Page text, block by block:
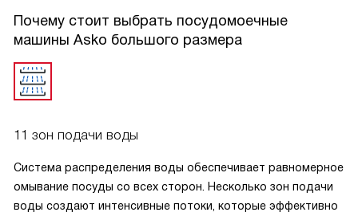
— экономит время, воду и силы. Я доволен покупкой.
Почему стоит выбрать посудомоечные
машины Asko большого размера
11 зон подачи воды
Система распределения воды обеспечивает равномерное
омывание посуды со всех сторон. Несколько зон подачи
воды создают интенсивные потоки, которые эффективно